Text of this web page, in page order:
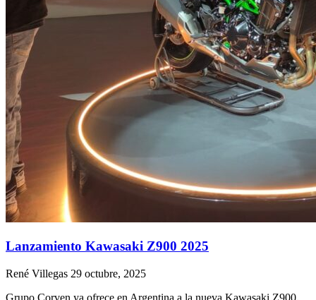
Lanzamiento Kawasaki Z900 2025
René Villegas 29 octubre, 2025
Grupo Corven ya ofrece en Argentina a la nueva Kawasaki Z900.